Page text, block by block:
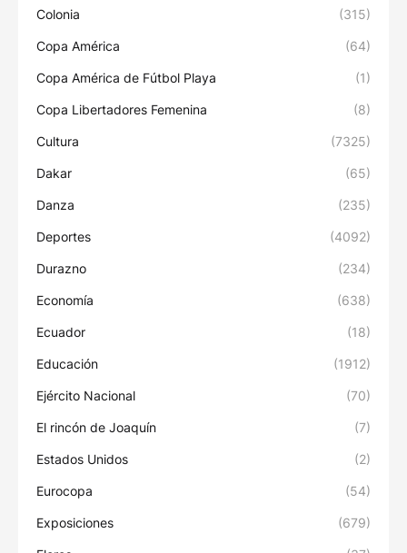
Colonia (315)
Copa América (64)
Copa América de Fútbol Playa (1)
Copa Libertadores Femenina (8)
Cultura (7325)
Dakar (65)
Danza (235)
Deportes (4092)
Durazno (234)
Economía (638)
Ecuador (18)
Educación (1912)
Ejército Nacional (70)
El rincón de Joaquín (7)
Estados Unidos (2)
Eurocopa (54)
Exposiciones (679)